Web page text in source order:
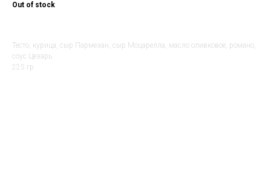
Out of stock
Тесто, курица, сыр Пармезан, сыр Моцарелла, масло оливковое, романо,
соус Цезарь
225 гр